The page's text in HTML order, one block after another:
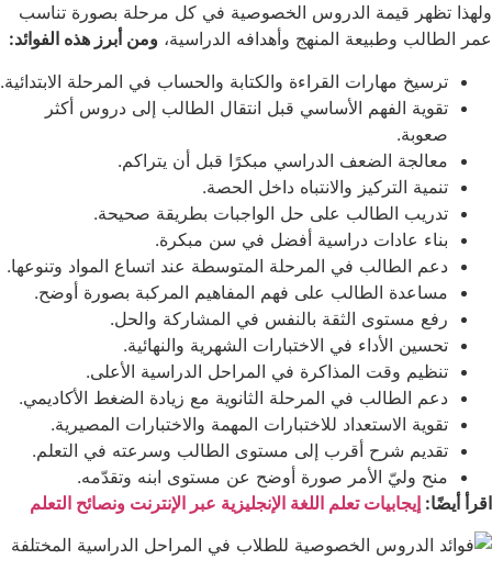
ولهذا تظهر قيمة الدروس الخصوصية في كل مرحلة بصورة تناسب
عمر الطالب وطبيعة المنهج وأهدافه الدراسية، ومن أبرز هذه الفوائد:
ترسيخ مهارات القراءة والكتابة والحساب في المرحلة الابتدائية.
تقوية الفهم الأساسي قبل انتقال الطالب إلى دروس أكثر
صعوبة.
معالجة الضعف الدراسي مبكرًا قبل أن يتراكم.
تنمية التركيز والانتباه داخل الحصة.
تدريب الطالب على حل الواجبات بطريقة صحيحة.
بناء عادات دراسية أفضل في سن مبكرة.
دعم الطالب في المرحلة المتوسطة عند اتساع المواد وتنوعها.
مساعدة الطالب على فهم المفاهيم المركبة بصورة أوضح.
رفع مستوى الثقة بالنفس في المشاركة والحل.
تحسين الأداء في الاختبارات الشهرية والنهائية.
تنظيم وقت المذاكرة في المراحل الدراسية الأعلى.
دعم الطالب في المرحلة الثانوية مع زيادة الضغط الأكاديمي.
تقوية الاستعداد للاختبارات المهمة والاختبارات المصيرية.
تقديم شرح أقرب إلى مستوى الطالب وسرعته في التعلم.
منح وليّ الأمر صورة أوضح عن مستوى ابنه وتقدّمه.
اقرأ أيضًا: إيجابيات تعلم اللغة الإنجليزية عبر الإنترنت ونصائح التعلم